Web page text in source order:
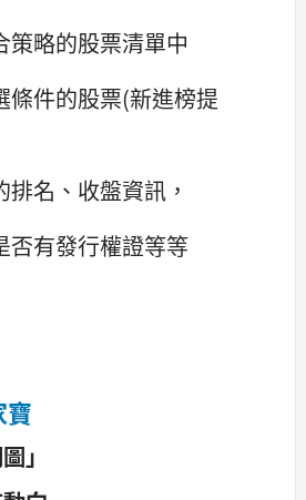
策略的股票清單中
條件的股票(新進榜提
名、收盤資訊，
否有發行權證等等
寶
」